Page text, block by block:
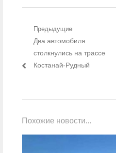
Навигация по
Предыдущие
Предыдущий пост:
Два автомобиля
столкнулись на трассе
Костанай-Рудный
Похожие новости...